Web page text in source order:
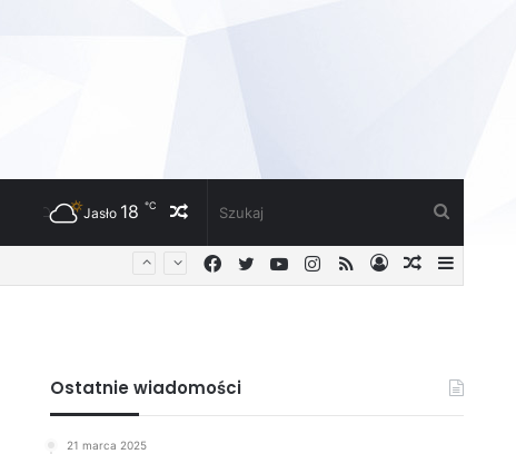
Losowy
artykuł
Jasło 18 ℃
Losowy
Zaloguj
RSS
Instagram
YouTube
Twitter
Facebook
Ostatnie wiadomości
21 marca 2025